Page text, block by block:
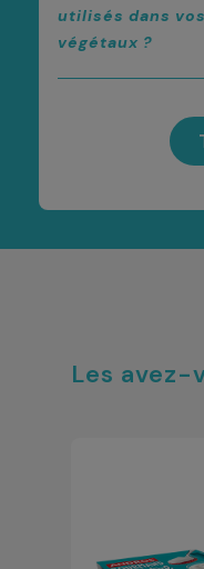
utilisés dans
végétaux ?
Les avez-